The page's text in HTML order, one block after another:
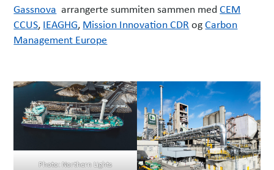
Gassnova arrangerte summiten sammen medCEM
CCUS, IEAGHG, Mission Innovation CDR ogCarbon
Management Europe
Photo: Northern Lights